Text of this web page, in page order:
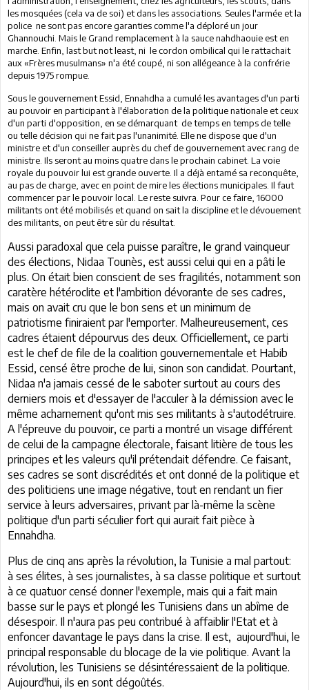
les mosquées (cela va de soi) et dans les associations. Seules l'armée et la
police ne sont pas encore garanties comme l'a déploré un jour
Ghannouchi. Mais le Grand remplacement à la sauce nahdhaouie est en
marche. Enfin, last but not least, ni le cordon ombilical qui le rattachait
aux «Frères musulmans» n'a été coupé, ni son allégeance à la confrérie
depuis 1975 rompue.
Sous le gouvernement Essid, Ennahdha a cumulé les avantages d'un parti
au pouvoir en participant à l'élaboration de la politique nationale et ceux
d'un parti d'opposition, en se démarquant de temps en temps de telle
ou telle décision qui ne fait pas l'unanimité. Elle ne dispose que d'un
ministre et d'un conseiller auprès du chef de gouvernement avec rang de
ministre. Ils seront au moins quatre dans le prochain cabinet. La voie
royale du pouvoir lui est grande ouverte. Il a déjà entamé sa reconquête,
au pas de charge, avec en point de mire les élections municipales. Il faut
commencer par le pouvoir local. Le reste suivra. Pour ce faire, 16000
militants ont été mobilisés et quand on sait la discipline et le dévouement
des militants, on peut être sûr du résultat.
Aussi paradoxal que cela puisse paraître, le grand vainqueur
des élections, Nidaa Tounès, est aussi celui qui en a pâti le
plus. On était bien conscient de ses fragilités, notamment son
caratère hétéroclite et l'ambition dévorante de ses cadres,
mais on avait cru que le bon sens et un minimum de
patriotisme finiraient par l'emporter. Malheureusement, ces
cadres étaient dépourvus des deux. Officiellement, ce parti
est le chef de file de la coalition gouvernementale et Habib
Essid, censé être proche de lui, sinon son candidat. Pourtant,
Nidaa n'a jamais cessé de le saboter surtout au cours des
derniers mois et d'essayer de l'acculer à la démission avec le
même acharnement qu'ont mis ses militants à s'autodétruire.
A l'épreuve du pouvoir, ce parti a montré un visage différent
de celui de la campagne électorale, faisant litière de tous les
principes et les valeurs qu'il prétendait défendre. Ce faisant,
ses cadres se sont discrédités et ont donné de la politique et
des politiciens une image négative, tout en rendant un fier
service à leurs adversaires, privant par là-même la scène
politique d'un parti séculier fort qui aurait fait pièce à
Ennahdha.
Plus de cinq ans après la révolution, la Tunisie a mal partout:
à ses élites, à ses journalistes, à sa classe politique et surtout
à ce quatuor censé donner l'exemple, mais qui a fait main
basse sur le pays et plongé les Tunisiens dans un abîme de
désespoir. Il n'aura pas peu contribué à affaiblir l'Etat et à
enfoncer davantage le pays dans la crise. Il est, aujourd'hui, le
principal responsable du blocage de la vie politique. Avant la
révolution, les Tunisiens se désintéressaient de la politique.
Aujourd'hui, ils en sont dégoûtés.